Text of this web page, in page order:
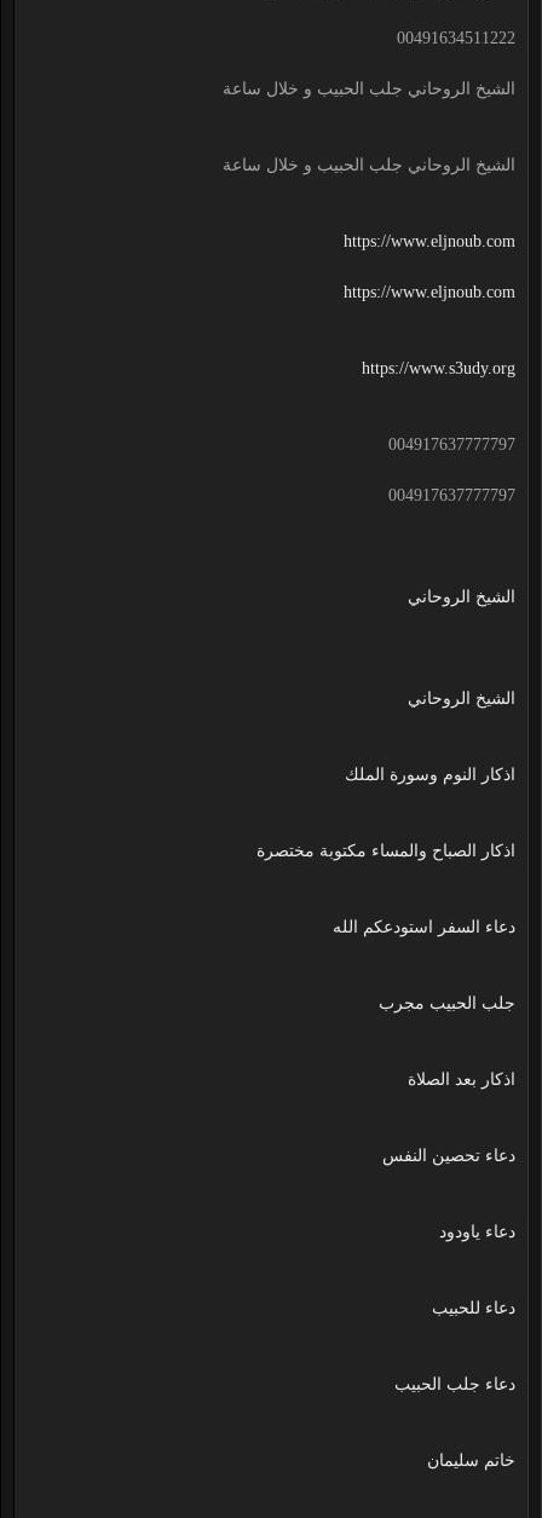
00491634511222
الشيخ الروحاني جلب الحبيب و خلال ساعة
الشيخ الروحاني جلب الحبيب و خلال ساعة
https://www.eljnoub.com
https://www.eljnoub.com
https://www.s3udy.org
004917637777797
004917637777797
الشيخ الروحاني
الشيخ الروحاني
اذكار النوم وسورة الملك
اذكار الصباح والمساء مكتوبة مختصرة
دعاء السفر استودعكم الله
جلب الحبيب مجرب
اذكار بعد الصلاة
دعاء تحصين النفس
دعاء ياودود
دعاء للحبيب
دعاء جلب الحبيب
خاتم سليمان